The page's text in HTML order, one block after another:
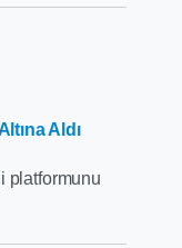
Aldı
platformunu